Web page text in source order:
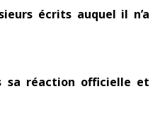
écrits auquel il n’a
sa réaction officielle et